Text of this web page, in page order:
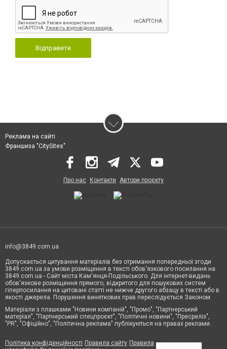
Відправити
Реклама на сайті
Франшиза "CitySites"
Про нас Контакти Автори проєкту
info@3849.com.ua
Допускається цитування матеріалів без отримання попередньої згоди
3849.com.ua за умови розміщення в тексті обов'язкового посилання на
3849.com.ua - Сайт міста Кам'янця-Подільського. Для інтернет-видань
обов'язкове розміщення прямого, відкритого для пошукових систем
гіперпосилання на цитовані статті не нижче другого абзацу в тексті або в
якості джерела. Порушення виняткових прав переслідується Законом.
Матеріали з плашками "Новини компаній", "Промо", "Партнерський
матеріал", "Партнерський спецпроєкт", "Політичні новини", "Пресреліз",
"PR", "Офіційно", "Політична реклама" публікуються на правах реклами.
Політика конфіденційності Правила сайту Правила